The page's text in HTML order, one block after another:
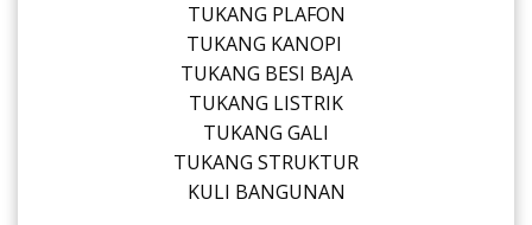
TUKANG PLAFON
TUKANG KANOPI
TUKANG BESI BAJA
TUKANG LISTRIK
TUKANG GALI
TUKANG STRUKTUR
KULI BANGUNAN